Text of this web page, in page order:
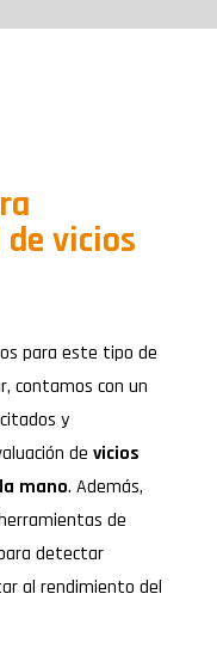
vicios
para este tipo de
contamos con un
y
de vicios
mano. Además,
de
detectar
al rendimiento del